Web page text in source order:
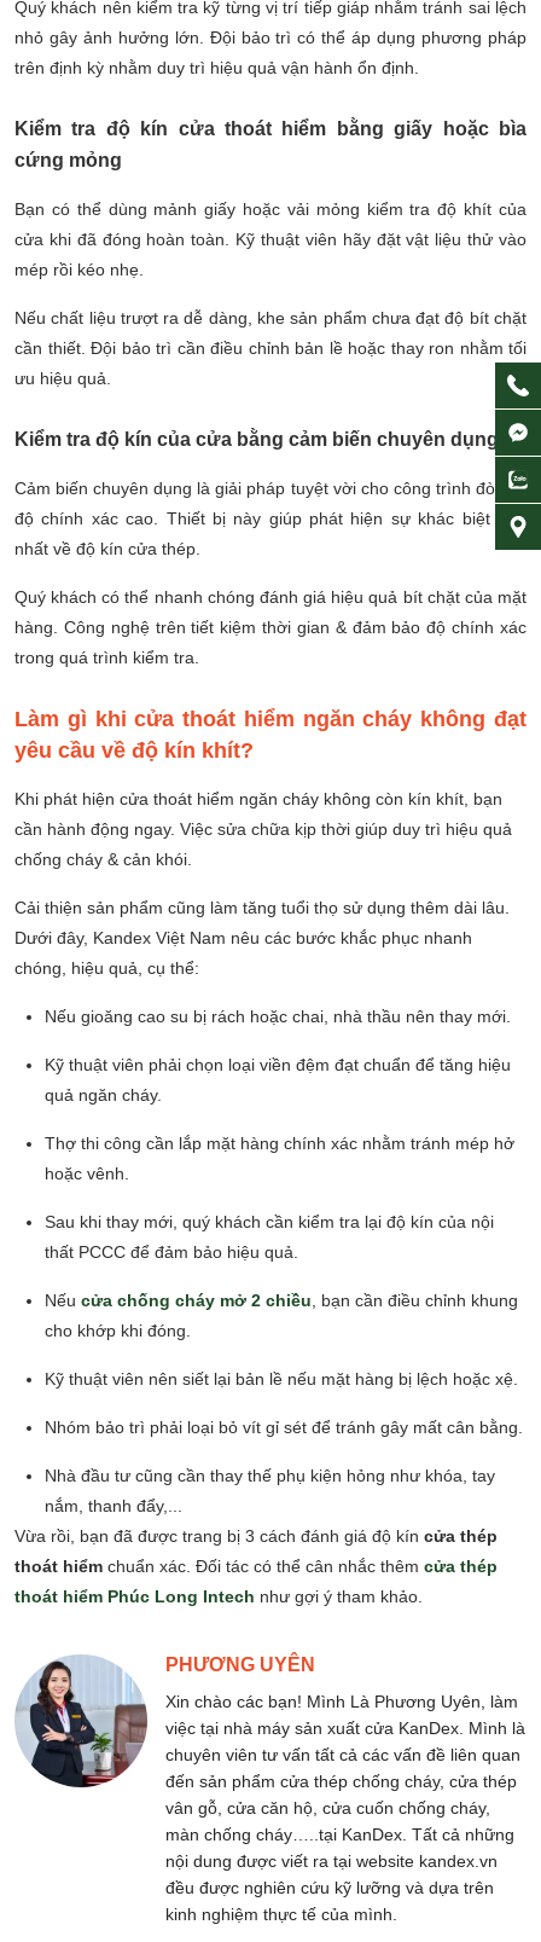
Quý khách nên kiểm tra kỹ từng vị trí tiếp giáp nhằm tránh sai lệch
nhỏ gây ảnh hưởng lớn. Đội bảo trì có thể áp dụng phương pháp
trên định kỳ nhằm duy trì hiệu quả vận hành ổn định.
Kiểm tra độ kín cửa thoát hiểm bằng giấy hoặc bìa
cứng mỏng
Bạn có thể dùng mảnh giấy hoặc vải mỏng kiểm tra độ khít của
cửa khi đã đóng hoàn toàn. Kỹ thuật viên hãy đặt vật liệu thử vào
mép rồi kéo nhẹ.
Nếu chất liệu trượt ra dễ dàng, khe sản phẩm chưa đạt độ bít chặt
cần thiết. Đội bảo trì cần điều chỉnh bản lề hoặc thay ron nhằm tối
ưu hiệu quả.
Kiểm tra độ kín của cửa bằng cảm biến chuyên dụng
Cảm biến chuyên dụng là giải pháp tuyệt vời cho công trình đòi hỏi
độ chính xác cao. Thiết bị này giúp phát hiện sự khác biệt nhỏ
nhất về độ kín cửa thép.
Quý khách có thể nhanh chóng đánh giá hiệu quả bít chặt của mặt
hàng. Công nghệ trên tiết kiệm thời gian & đảm bảo độ chính xác
trong quá trình kiểm tra.
Làm gì khi cửa thoát hiểm ngăn cháy không đạt
yêu cầu về độ kín khít?
Khi phát hiện cửa thoát hiểm ngăn cháy không còn kín khít, bạn
cần hành động ngay. Việc sửa chữa kịp thời giúp duy trì hiệu quả
chống cháy & cản khói.
Cải thiện sản phẩm cũng làm tăng tuổi thọ sử dụng thêm dài lâu.
Dưới đây, Kandex Việt Nam nêu các bước khắc phục nhanh
chóng, hiệu quả, cụ thể:
Nếu gioăng cao su bị rách hoặc chai, nhà thầu nên thay mới.
Kỹ thuật viên phải chọn loại viền đệm đạt chuẩn để tăng hiệu
quả ngăn cháy.
Thợ thi công cần lắp mặt hàng chính xác nhằm tránh mép hở
hoặc vênh.
Sau khi thay mới, quý khách cần kiểm tra lại độ kín của nội
thất PCCC để đảm bảo hiệu quả.
Nếu cửa chống cháy mở 2 chiều , bạn cần điều chỉnh khung
cho khớp khi đóng.
Kỹ thuật viên nên siết lại bản lề nếu mặt hàng bị lệch hoặc xệ.
Nhóm bảo trì phải loại bỏ vít gỉ sét để tránh gây mất cân bằng.
Nhà đầu tư cũng cần thay thế phụ kiện hỏng như khóa, tay
nắm, thanh đẩy,...
Vừa rồi, bạn đã được trang bị 3 cách đánh giá độ kín cửa thép
thoát hiểm chuẩn xác. Đối tác có thể cân nhắc thêm cửa thép
thoát hiểm Phúc Long Intech như gợi ý tham khảo.
PHƯƠNG UYÊN
Xin chào các bạn! Mình Là Phương Uyên, làm
việc tại nhà máy sản xuất cửa KanDex. Mình là
chuyên viên tư vấn tất cả các vấn đề liên quan
đến sản phẩm cửa thép chống cháy, cửa thép
vân gỗ, cửa căn hộ, cửa cuốn chống cháy,
màn chống cháy…..tại KanDex. Tất cả những
nội dung được viết ra tại website kandex.vn
đều được nghiên cứu kỹ lưỡng và dựa trên
kinh nghiệm thực tế của mình.